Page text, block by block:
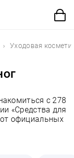
Уходовая
с 278
«Средства для
от официальных